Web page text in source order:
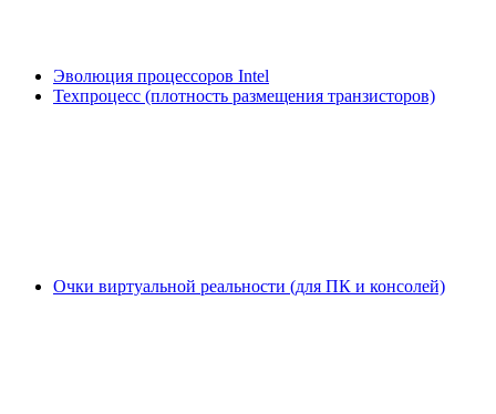
Эволюция процессоров Intel
Техпроцесс (плотность размещения транзисторов)
Очки виртуальной реальности (для ПК и консолей)